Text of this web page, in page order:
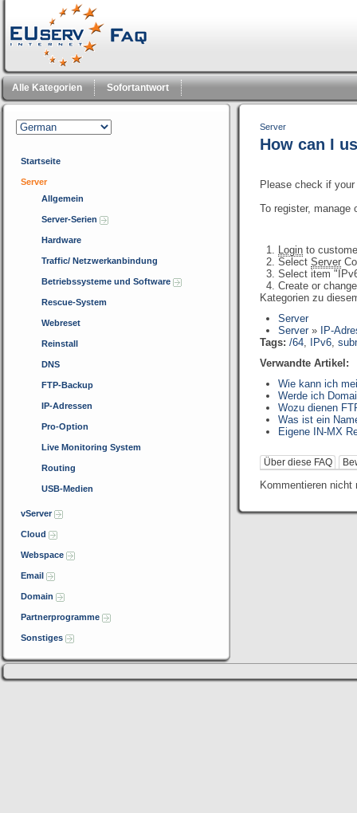
Alle Kategorien Sofortantwort
Startseite
Server
Allgemein
Server-Serien
Hardware
Traffic/ Netzwerkanbindung
Betriebssysteme und Software
Rescue-System
Webreset
Reinstall
DNS
FTP-Backup
IP-Adressen
Pro-Option
Live Monitoring System
Routing
USB-Medien
vServer
Cloud
Webspace
Email
Domain
Partnerprogramme
Sonstiges
Server
How can I
Please check if your
To register, manage
Login to
SelectServer
Select item
Create or
Kategorien zu
Server
Server»
IP-
Tags: /64, IPv6,
Verwandte Artikel:
Wie kann ich
Werde ich
Wozu dienen
Was ist ein
Eigene IN-MX
Über diese FAQ
Kommentieren nicht